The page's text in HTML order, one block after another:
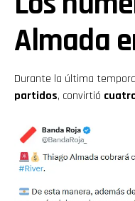
Almada
Durante la última
partidos, convirtió